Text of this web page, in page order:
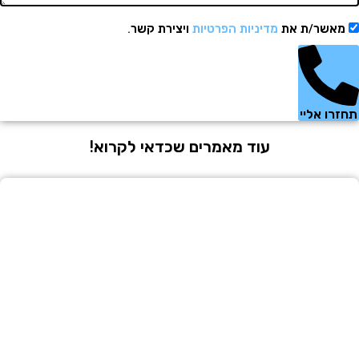
ת אתמדיניות הפרטיותויצירת קשר.
אליי
עוד מאמרים שכדאי לקרוא!